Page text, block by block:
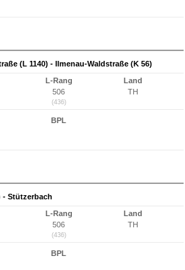
(L 1140) - Ilmenau-Waldstraße (K 56)
L-Rang
506
(436)
Land
TH
BPL
- Stützerbach
L-Rang
506
(436)
Land
TH
BPL